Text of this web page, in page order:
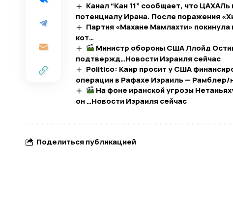
Канал “Кан 11” сообщает, что
потенциалу Ирана. После поражения
Партия «Махане Мамлахти»
кот…
Министр обороны США Ллойд
подтвержд…​Новости Израиля сейчас
Politico: Каир просит у США
операции в Рафахе Израиль — Рамблер/
На фоне иранской угрозы
он …​Новости Израиля сейчас
Поделиться публикацией